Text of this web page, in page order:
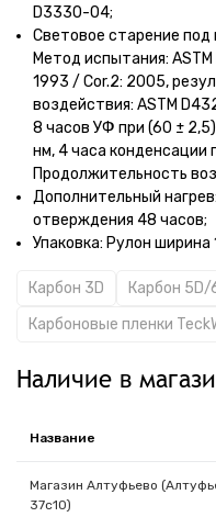
D3330-04;
Световое старение
Метод испытания:
1993 / Cor.2: 2005,
воздействия: ASTM
8 часов УФ при (60 ±
нм, 4 часа конденсации
Продолжительность
Дополнительный
отверждения 48 часов;
Упаковка: Рулон ширина
Карбон 3D
Карбон 5D/
Карбоновые пленки
Наличие в
Название
Магазин Алтуфьево
37с10)